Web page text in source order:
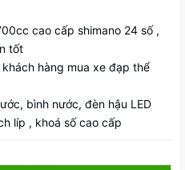
cao cấp shimano 24 số ,
tốt
hàng mua xe đạp thể
bình nước, đèn hậu LED
líp , khoá số cao cấp